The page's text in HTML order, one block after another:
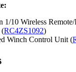
1/10 Wireless
(RC4ZS1092)
Winch Control Unit (